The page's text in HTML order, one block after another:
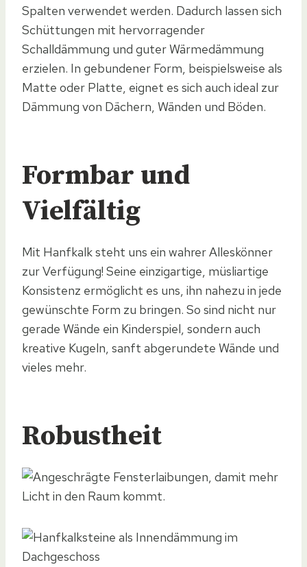
Spalten verwendet werden. Dadurch lassen sich
Schüttungen mit hervorragender
Schalldämmung und guter Wärmedämmung
erzielen. In gebundener Form, beispielsweise als
Matte oder Platte, eignet es sich auch ideal zur
Dämmung von Dächern, Wänden und Böden.
Formbar und
Vielfältig
Mit Hanfkalk steht uns ein wahrer Alleskönner
zur Verfügung! Seine einzigartige, müsliartige
Konsistenz ermöglicht es uns, ihn nahezu in jede
gewünschte Form zu bringen. So sind nicht nur
gerade Wände ein Kinderspiel, sondern auch
kreative Kugeln, sanft abgerundete Wände und
vieles mehr.
Robustheit